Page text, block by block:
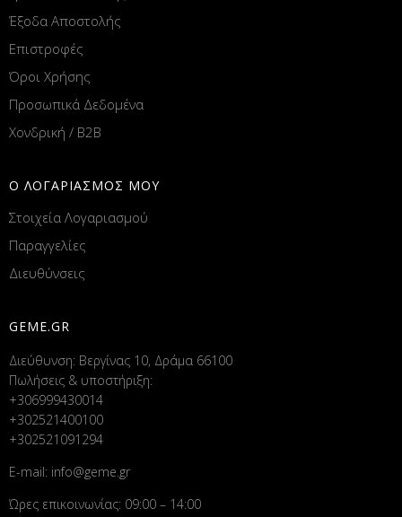
Έξοδα Αποστολής
Επιστροφές
Όροι Χρήσης
Προσωπικά Δεδομένα
Χονδρική / B2B
Ο ΛΟΓΑΡΙΑΣΜΟΣ ΜΟΥ
Στοιχεία Λογαριασμού
Παραγγελίες
Διευθύνσεις
GEME.GR
Διεύθυνση: Βεργίνας 10, Δράμα 66100
Πωλήσεις & υποστήριξη:
+306999430014
+302521400100
+302521091294
E-mail: info@geme.gr
Ώρες επικοινωνίας: 09:00 – 14:00